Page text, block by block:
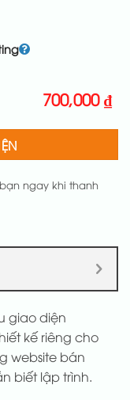
700,000₫
ngay khi thanh
giao diện
kế riêng cho
website bán
biết lập trình.